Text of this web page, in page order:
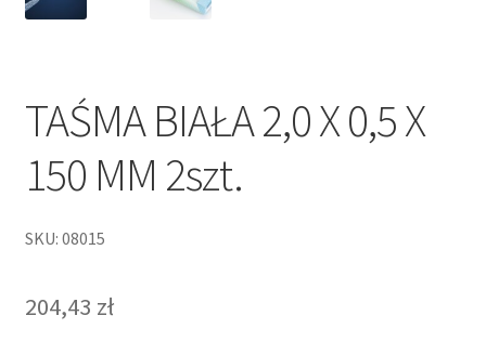
TAŚMA BIAŁA 2,0 X 0,5 X
150 MM 2szt.
SKU: 08015
204,43 zł